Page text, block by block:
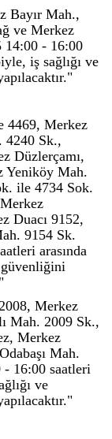
Bayır Mah.,
ve Merkez
14:00 - 16:00
iş sağlığı ve
4469, Merkez
4240 Sk.,
Düzlerçamı,
Yeniköy Mah.
ile 4734 Sok.
Duacı 9152,
9154 Sk.
arasında
güvenliğini
Merkez
Mah. 2009 Sk.,
Merkez
Mah.
- 16:00 saatleri
ve